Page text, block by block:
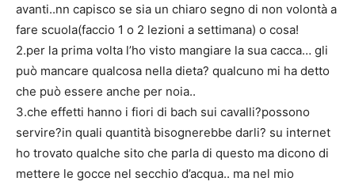
avanti..nn capisco se sia un chiaro segno di non volontà a
fare scuola(faccio 1 o 2 lezioni a settimana) o cosa!
2.per la prima volta l’ho visto mangiare la sua cacca… gli
può mancare qualcosa nella dieta? qualcuno mi ha detto
che può essere anche per noia..
3.che effetti hanno i fiori di bach sui cavalli?possono
servire?in quali quantità bisognerebbe darli? su internet
ho trovato qualche sito che parla di questo ma dicono di
mettere le gocce nel secchio d’acqua.. ma nel mio